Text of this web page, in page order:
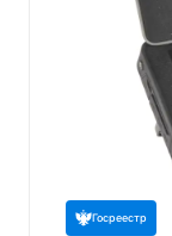
Госреестр